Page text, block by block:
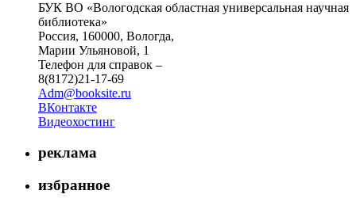
БУК ВО «Вологодская областная универсальная научная
библиотека»
Россия, 160000, Вологда,
Марии Ульяновой, 1
Телефон для справок –
8(8172)21-17-69
Adm@booksite.ru
ВКонтакте
Видеохостинг
реклама
избранное